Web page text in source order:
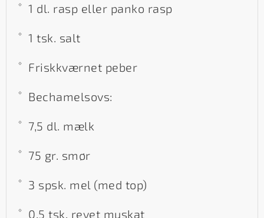
1 dl. rasp eller panko rasp
1 tsk. salt
Friskkværnet peber
Bechamelsovs:
7,5 dl. mælk
75 gr. smør
3 spsk. mel (med top)
0,5 tsk. revet muskat